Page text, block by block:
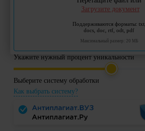
Загрузите документ
Поддерживаются форматы: txt,
docs, doc, rtf, odt, pdf
Максимальный размер: 20 МБ
Укажите нужный процент уникальности
Выберите систему обработки
Как выбрать систему?